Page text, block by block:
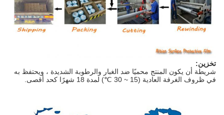
تخزين:
شريطة أن يكون المنتج محميًا ضد الغبار والرطوبة الشديدة ، ويحتفظ به
في ظروف الغرفة العادية (15 ~ 30 ℃) لمدة 18 شهرًا كحد أقصى.